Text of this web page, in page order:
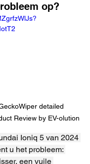
op?
detailed
Review by EV-olution
Ioniq 5 van 2024
u het probleem:
een vuile